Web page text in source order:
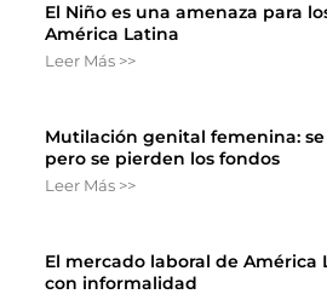
El Niño es una amenaza para
América Latina
Leer Más >>
Mutilación genital femenina:
pero se pierden los fondos
Leer Más >>
El mercado laboral de América
con informalidad